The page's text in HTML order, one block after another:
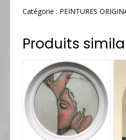
Catégorie : PEINTURES
Produits